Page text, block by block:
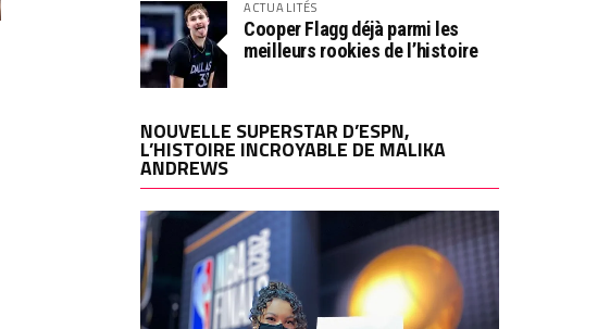
ACTUALITÉS
Cooper Flagg déjà parmi les
meilleurs rookies de l’histoire
NOUVELLE SUPERSTAR D’ESPN,
L’HISTOIRE INCROYABLE DE MALIKA
ANDREWS